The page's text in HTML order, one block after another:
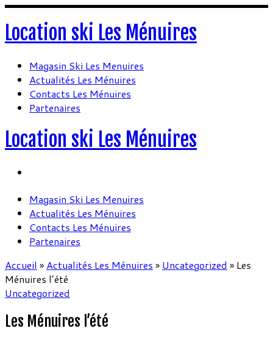
Location ski Les Ménuires
Magasin Ski Les Menuires
Actualités Les Ménuires
Contacts Les Ménuires
Partenaires
Location ski Les Ménuires
Magasin Ski Les Menuires
Actualités Les Ménuires
Contacts Les Ménuires
Partenaires
Accueil » Actualités Les Ménuires » Uncategorized » Les
Ménuires l’été
Uncategorized
Les Ménuires l’été